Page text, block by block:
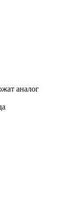
аналог